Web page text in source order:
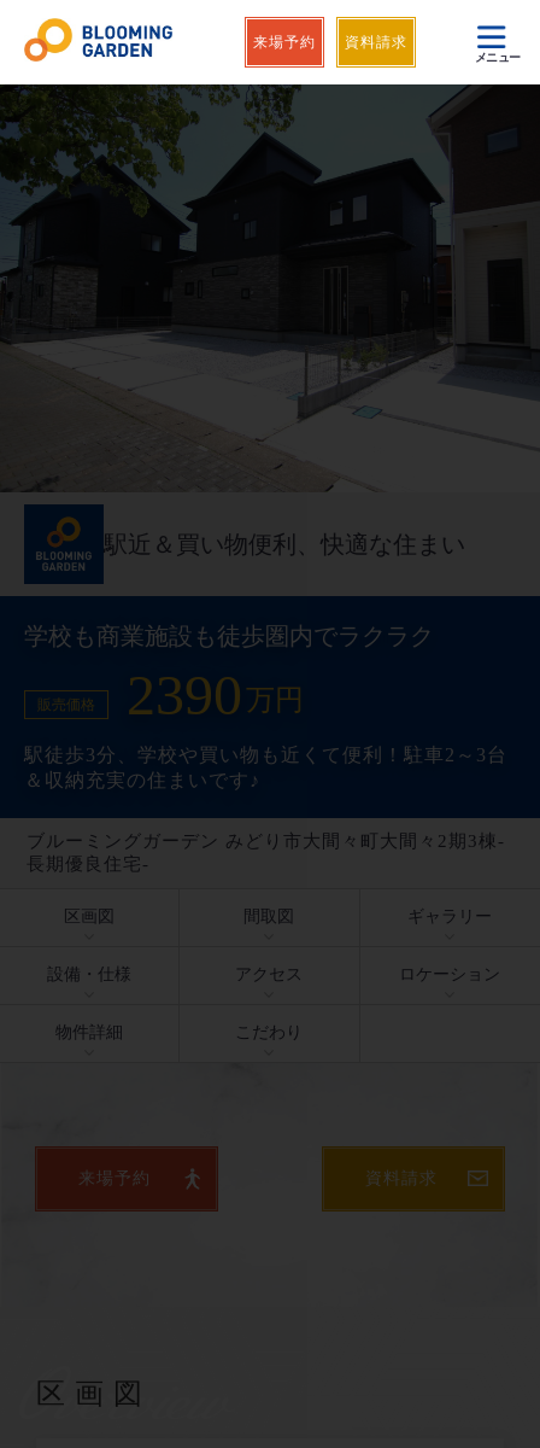
来場予約 資料請求
メニュー
駅近＆買い物便利、快適な住まい
学校も商業施設も徒歩圏内でラクラク
販売価格 2390万円
駅徒歩3分、学校や買い物も近くて便利！駐車2～3台
＆収納充実の住まいです♪
ブルーミングガーデン みどり市大間々町大間々2期3棟-
長期優良住宅-
区画図 間取図 ギャラリー
設備・仕様 アクセス ロケーション
物件詳細 こだわり
来場予約 資料請求
区画図